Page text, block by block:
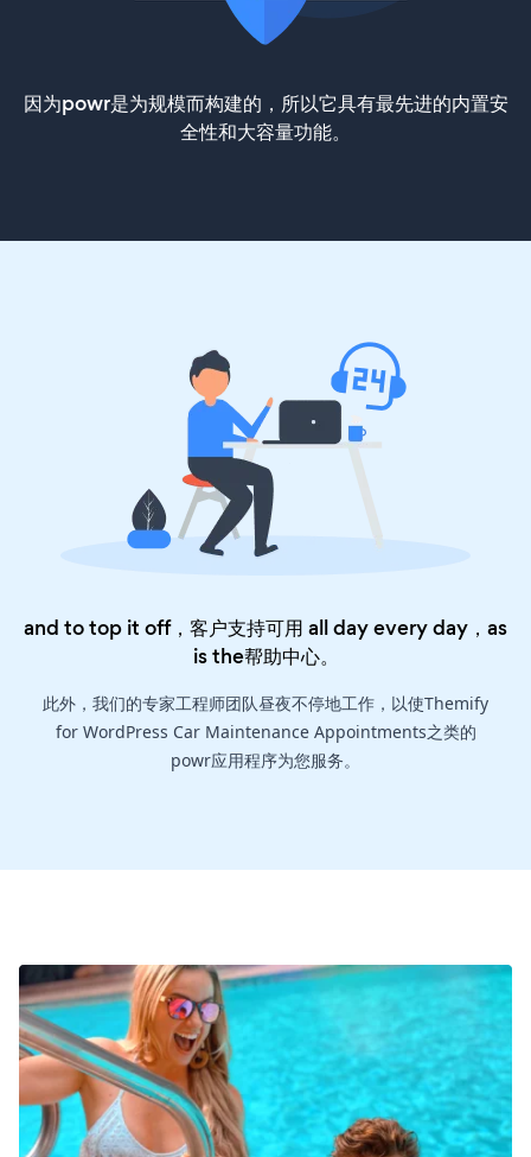
因为powr是为规模而构建的，所以它具有最先进的内置安
全性和大容量功能。
and to top it off，客户支持可用 all day every day，as
is the帮助中心。
此外，我们的专家工程师团队昼夜不停地工作，以使Themify
for WordPress Car Maintenance Appointments之类的
powr应用程序为您服务。